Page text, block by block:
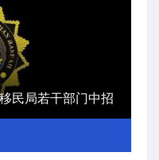
民局若干部门中招